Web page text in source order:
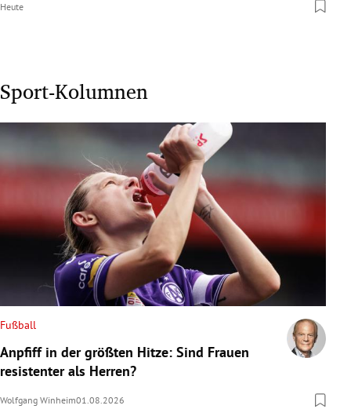
Heute
Sport-Kolumnen
Fußball
Anpfiff in der größten Hitze: Sind Frauen
resistenter als Herren?
Wolfgang Winheim01.08.2026